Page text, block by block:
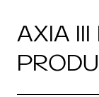
AXIA III